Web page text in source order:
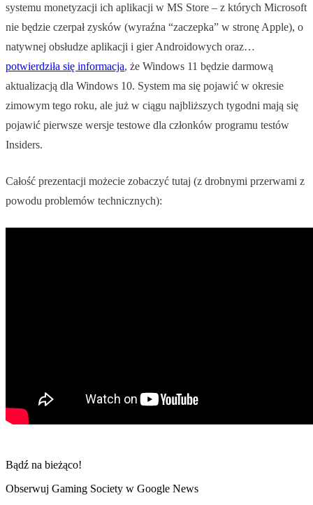
systemu monetyzacji ich aplikacji w MS Store – z których Microsoft
nie będzie czerpał zysków (wyraźna “zaczepka” w stronę Apple), o
natywnej obsłudze aplikacji i gier Androidowych oraz…
potwierdziła się informacja, że Windows 11 będzie darmową
aktualizacją dla Windows 10. System ma się pojawić w okresie
zimowym tego roku, ale już w ciągu najbliższych tygodni mają się
pojawić pierwsze wersje testowe dla członków programu testów
Insiders.
Całość prezentacji możecie zobaczyć tutaj (z drobnymi przerwami z
powodu problemów technicznych):
Bądź na bieżąco!
Obserwuj Gaming Society w Google News